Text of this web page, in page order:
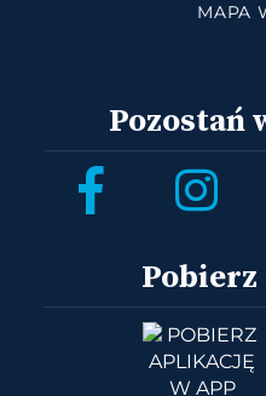
MAPA
Pozostań